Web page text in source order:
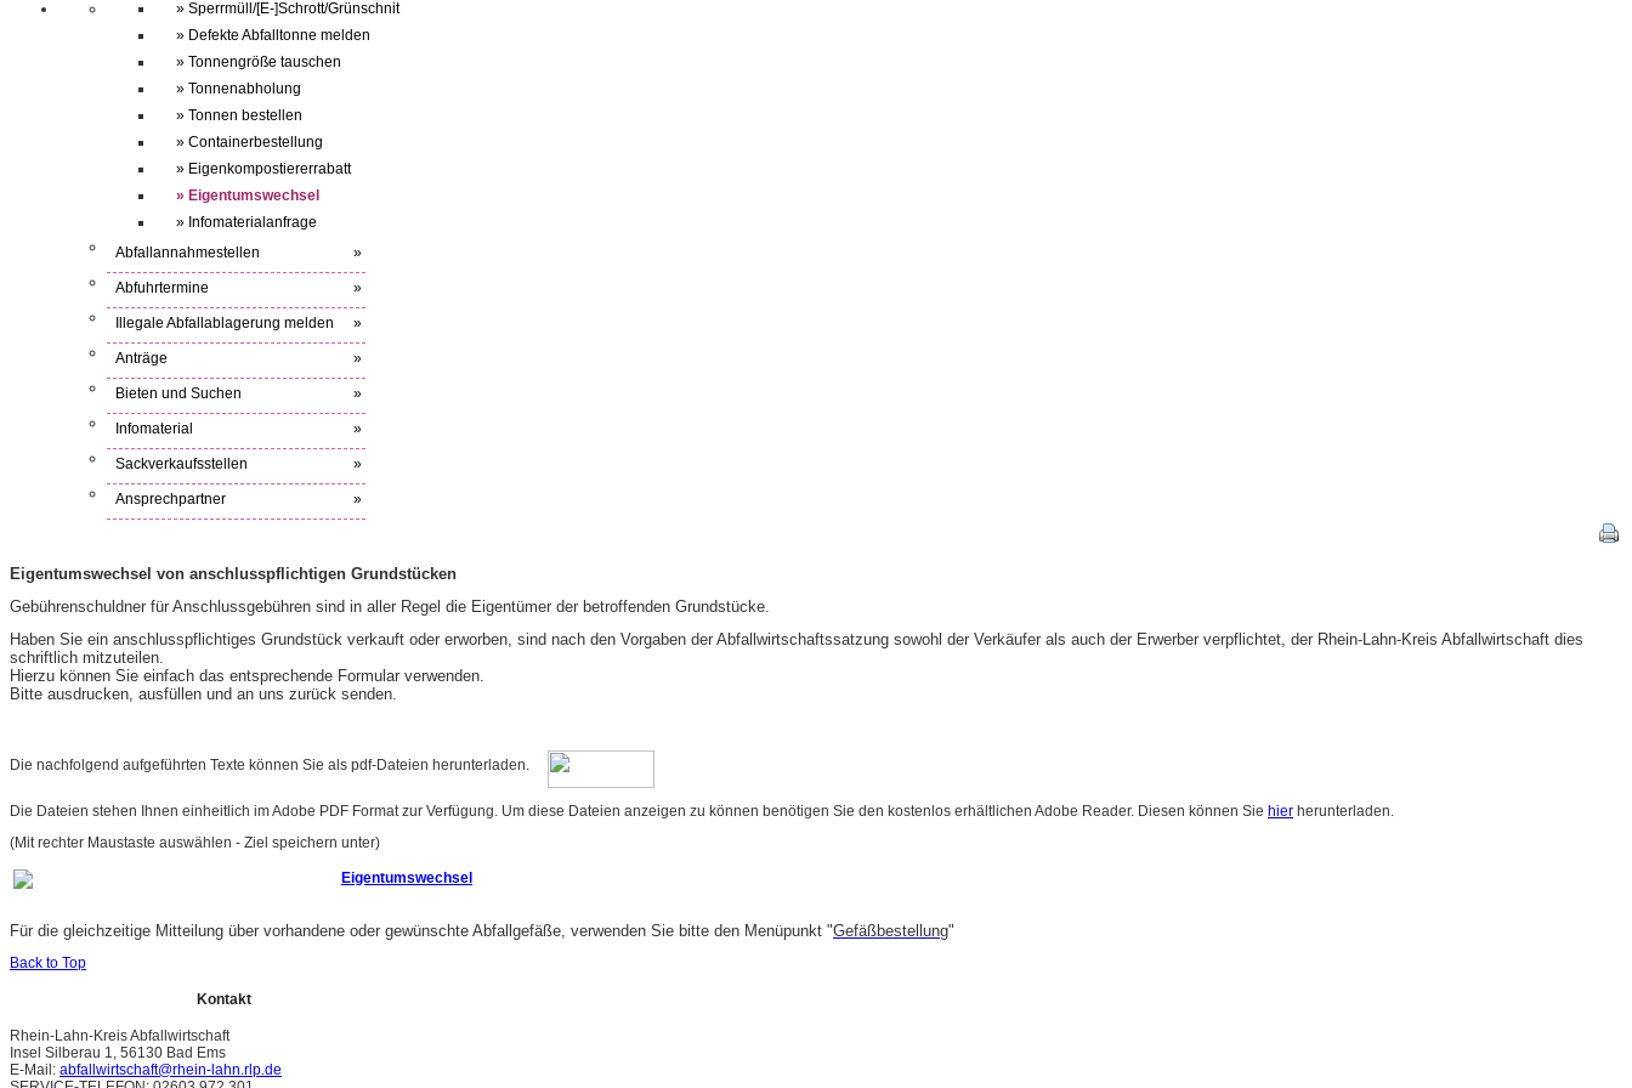
» Sperrmüll/[E-]Schrott/Grünschnit
» Defekte Abfalltonne melden
» Tonnengröße tauschen
» Tonnenabholung
» Tonnen bestellen
» Containerbestellung
» Eigenkompostiererrabatt
» Eigentumswechsel
» Infomaterialanfrage
Abfallannahmestellen
»
Abfuhrtermine »
Illegale Abfallablagerung melden »
Anträge »
Bieten und Suchen »
Infomaterial »
Sackverkaufsstellen »
Ansprechpartner »
Eigentumswechsel von anschlusspflichtigen Grundstücken
Gebührenschuldner für Anschlussgebühren sind in aller Regel die Eigentümer der betroffenden Grundstücke.
Haben Sie ein anschlusspflichtiges Grundstück verkauft oder erworben, sind nach den Vorgaben der Abfallwirtschaftssatzung sowohl der Verkäufer als auch der Erwerber verpflichtet, der Rhein-Lahn-Kreis Abfallwirtschaft dies
schriftlich mitzuteilen.
Hierzu können Sie einfach das entsprechende Formular verwenden.
Bitte ausdrucken, ausfüllen und an uns zurück senden.
Die nachfolgend aufgeführten Texte können Sie als pdf-Dateien herunterladen
Die Dateien stehen Ihnen einheitlich im Adobe PDF Format zur Verfügung. Um diese Dateien anzeigen zu können benötigen Sie den kostenlos erhältlichen Adobe Reader. Diesen können Sie hier herunterladen.
(Mit rechter Maustaste auswählen - Ziel speichern unter)
Eigentumswechsel
Für die gleichzeitige Mitteilung über vorhandene oder gewünschte Abfallgefäße, verwenden Sie bitte den Menüpunkt "Gefäßbestellung"
Back to Top
Kontakt
Rhein-Lahn-Kreis Abfallwirtschaft
Insel Silberau 1, 56130 Bad Ems
E-Mail: abfallwirtschaft@rhein-lahn.rlp.de